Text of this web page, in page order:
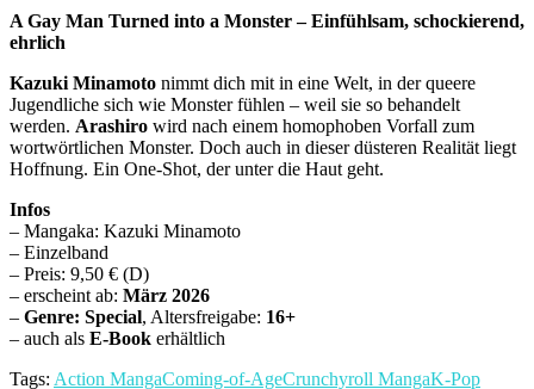
A Gay Man Turned into a Monster – Einfühlsam, schockierend,
ehrlich
Kazuki Minamoto nimmt dich mit in eine Welt, in der queere
Jugendliche sich wie Monster fühlen – weil sie so behandelt
werden. Arashiro wird nach einem homophoben Vorfall zum
wortwörtlichen Monster. Doch auch in dieser düsteren Realität liegt
Hoffnung. Ein One-Shot, der unter die Haut geht.
Infos
– Mangaka: Kazuki Minamoto
– Einzelband
– Preis: 9,50 € (D)
– erscheint ab: März 2026
– Genre: Special, Altersfreigabe: 16+
– auch als E-Book erhältlich
Tags: Action MangaComing-of-AgeCrunchyroll MangaK-Pop